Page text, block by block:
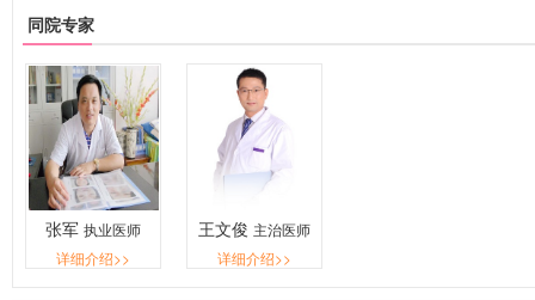
同院专家
张军 执业医师
详细介绍>>
王文俊 主治医师
详细介绍>>